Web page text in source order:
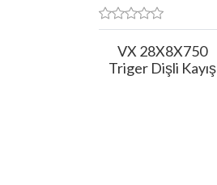
VX 28X8X750
Triger Dişli Kayış